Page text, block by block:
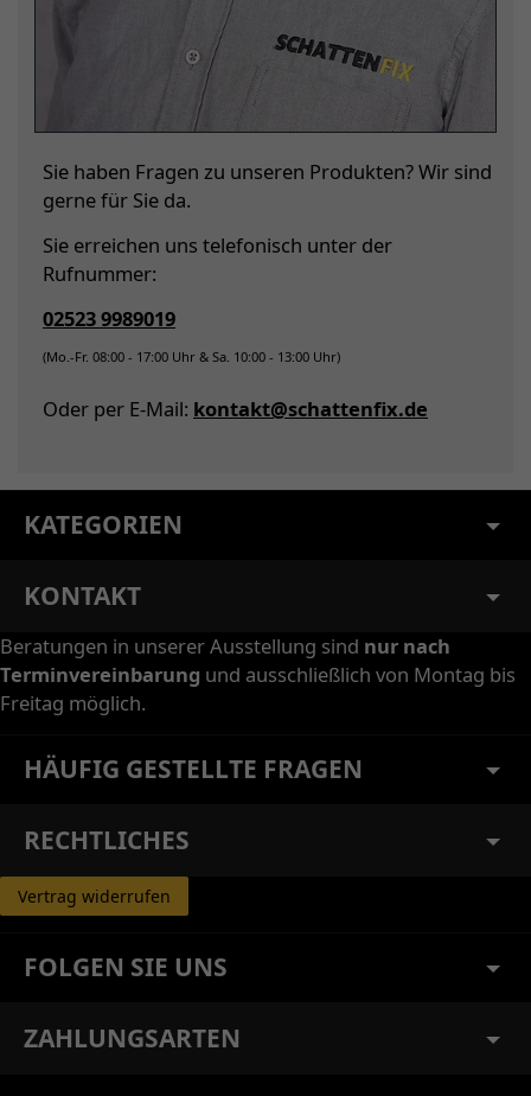
Sie haben Fragen zu unseren Produkten? Wir sind
gerne für Sie da.
Sie erreichen uns telefonisch unter der
Rufnummer:
02523 9989019
(Mo.-Fr. 08:00 - 17:00 Uhr & Sa. 10:00 - 13:00 Uhr)
Oder per E-Mail: kontakt@schattenfix.de
KATEGORIEN
KONTAKT
Beratungen in unserer Ausstellung sind nur nach
Terminvereinbarung und ausschließlich von Montag bis
Freitag möglich.
HÄUFIG GESTELLTE FRAGEN
RECHTLICHES
Vertrag widerrufen
FOLGEN SIE UNS
ZAHLUNGSARTEN